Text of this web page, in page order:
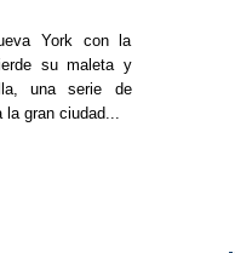
York con la
su maleta y
una serie de
gran ciudad...